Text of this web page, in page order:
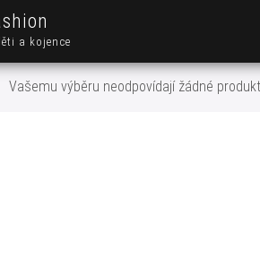
a kojence
Vašemu výběru neodpovídají žádné